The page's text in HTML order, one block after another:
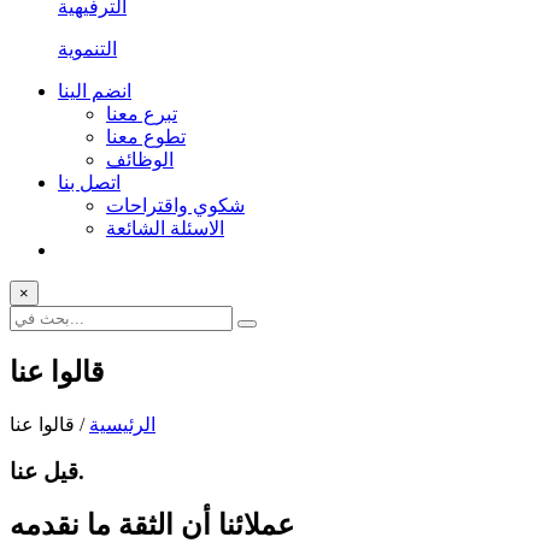
الترفيهية
التنموية
انضم الينا
تبرع معنا
تطوع معنا
الوظائف
اتصل بنا
شكوي واقتراحات
الاسئلة الشائعة
×
قالوا عنا
الرئيسية / قالوا عنا
قيل عنا.
عملائنا أن الثقة ما نقدمه